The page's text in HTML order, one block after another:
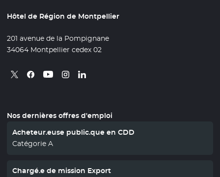
Hôtel de Région de Montpellier
201 avenue de la Pompignane
34064 Montpellier cedex 02
Retrouvez nous sur X
- Nouvelle fenêtre
Retrouvez nous sur Facebook
- Nouvelle fenêtre
Retrouvez nous sur Youtube
- Nouvelle fenêtre
Retrouvez nous sur Instagram
- Nouvelle fenêtre
Retrouvez nous sur Linkedin
- Nouvelle fenêtre
Nos dernières offres d'emploi
Acheteur.euse public.que en CDD
Catégorie A
Chargé.e de mission Export